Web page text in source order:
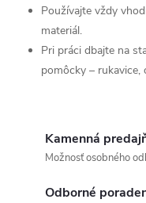
Používajte vždy
materiál.
Pri práci dbajte na
pomôcky – rukavice,
Kamenná
Možnosť osobného
Odborné